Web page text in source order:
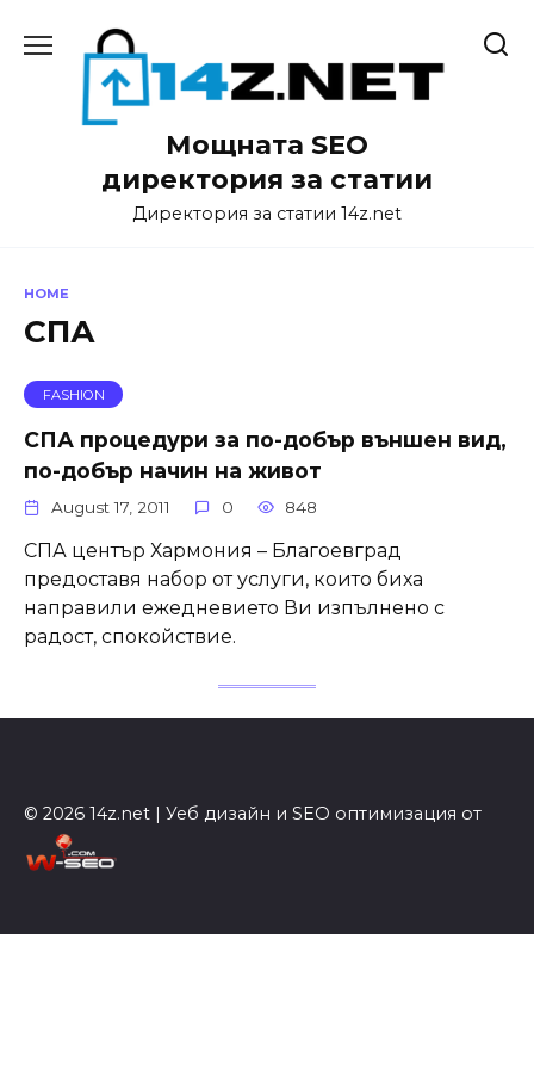
Мощната SEO
директория за статии
Директория за статии 14z.net
HOME
СПА
FASHION
СПА процедури за по-добър външен вид,
по-добър начин на живот
August 17, 2011 0 848
СПА център Хармония – Благоевград
предоставя набор от услуги, които биха
направили ежедневието Ви изпълнено с
радост, спокойствие.
© 2026 14z.net | Уеб дизайн и SEO оптимизация от